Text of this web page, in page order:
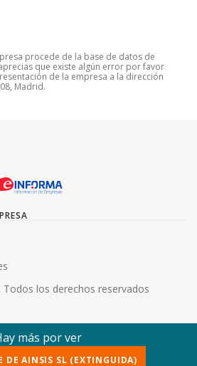
procede de la base de datos de
aprecias que existe algún error por favor
de la empresa a la dirección
Madrid.
los derechos reservados
más por ver
DE AINSIS SL (EXTINGUIDA)